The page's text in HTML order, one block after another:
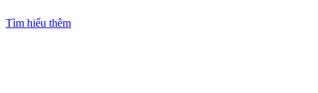
Tìm hiểu thêm